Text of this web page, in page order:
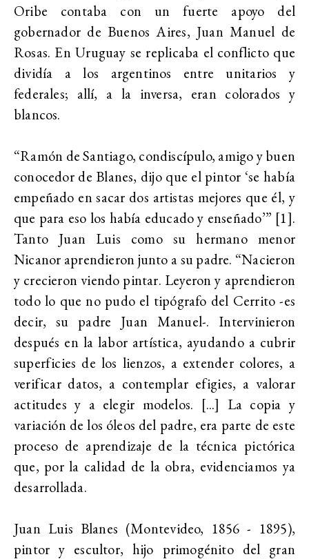
Oribe contaba con un fuerte apoyo del
gobernador de Buenos Aires, Juan Manuel de
Rosas. En Uruguay se replicaba el conflicto que
dividía a los argentinos entre unitarios y
federales; allí, a la inversa, eran colorados y
blancos.
“Ramón de Santiago, condiscípulo, amigo y buen
conocedor de Blanes, dijo que el pintor ‘se había
empeñado en sacar dos artistas mejores que él, y
que para eso los había educado y enseñado’” [1].
Tanto Juan Luis como su hermano menor
Nicanor aprendieron junto a su padre. “Nacieron
y crecieron viendo pintar. Leyeron y aprendieron
todo lo que no pudo el tipógrafo del Cerrito -es
decir, su padre Juan Manuel-. Intervinieron
después en la labor artística, ayudando a cubrir
superficies de los lienzos, a extender colores, a
verificar datos, a contemplar efigies, a valorar
actitudes y a elegir modelos. [...] La copia y
variación de los óleos del padre, era parte de este
proceso de aprendizaje de la técnica pictórica
que, por la calidad de la obra, evidenciamos ya
desarrollada.
Juan Luis Blanes (Montevideo, 1856 - 1895),
pintor y escultor, hijo primogénito del gran